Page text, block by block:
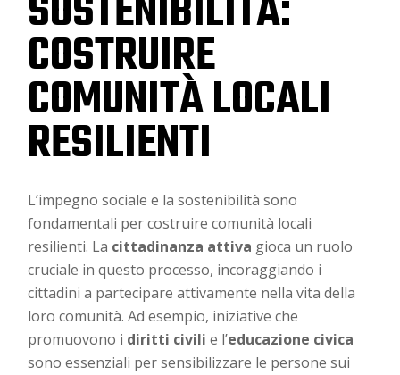
COSTRUIRE
COMUNITÀ LOCALI
RESILIENTI
L’impegno sociale e la sostenibilità sono
fondamentali per costruire comunità locali
resilienti. La cittadinanza attiva gioca un ruolo
cruciale in questo processo, incoraggiando i
cittadini a partecipare attivamente nella vita della
loro comunità. Ad esempio, iniziative che
promuovono i diritti civili e l’educazione civica
sono essenziali per sensibilizzare le persone sui